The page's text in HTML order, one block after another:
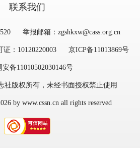
联系我们
举报邮箱：zgshkxw@cass.org.cn
：10120220003 京ICP备11013869号
备11010502030146号
社版权所有，未经书面授权禁止使用
by www.cssn.cn all rights reserved